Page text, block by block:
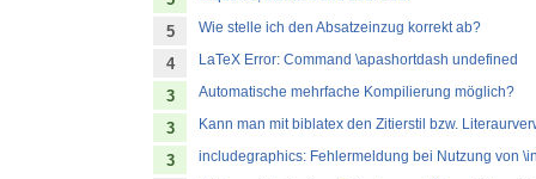
5 Wie stelle ich den Absatzeinzug korrekt ab?
4 LaTeX Error: Command \apashortdash undefined
3 Automatische mehrfache Kompilierung möglich?
3 Kann man mit biblatex den Zitierstil bzw.
3 includegraphics: Fehlermeldung bei Nutzung von